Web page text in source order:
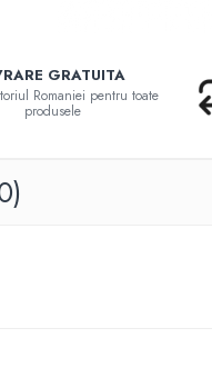
GRATUITA
Romaniei pentru toate
produsele